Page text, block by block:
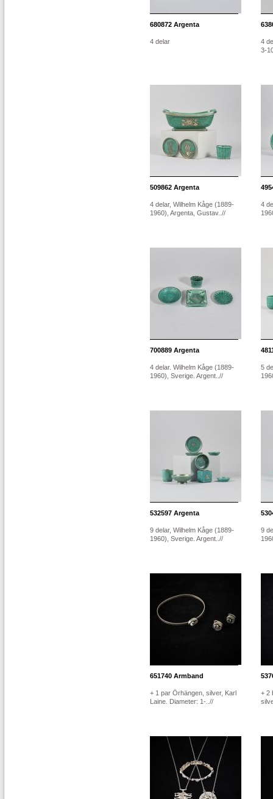
680872 Argenta
4 delar
4
3-
509862 Argenta
4 delar, Wilhelm Kåge (1889-
1960), Argenta, Gustav..//
4
700889 Argenta
4 delar. Wilhelm Kåge (1889-
1960), Sverige. Argent..//
5
532597 Argenta
9 delar, Wilhelm Kåge (1889-
1960), Sverige. Argent..//
9
651740 Armband
+ 1 par Örhängen, silver, Karl
Laine. Diameter: 1-..//
+ 2